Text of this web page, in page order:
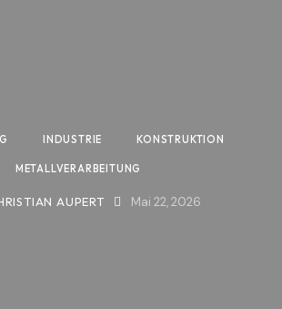
INDUSTRIE KONSTRUKTION
METALLVERARBEITUNG
AUPERT Mai 22, 2026